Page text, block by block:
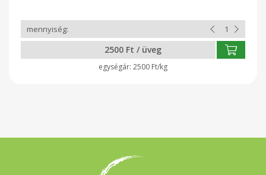
Tiszta, adalékmentes méz, közvetlenül a kaptárból A vegyes
virágméz igazi jolly joker a konyhában: akár reggeli pirítósra,
akár süteménybe vagy teába kerül, mindig különleges
2500 Ft / üveg
2500 Ft/kg